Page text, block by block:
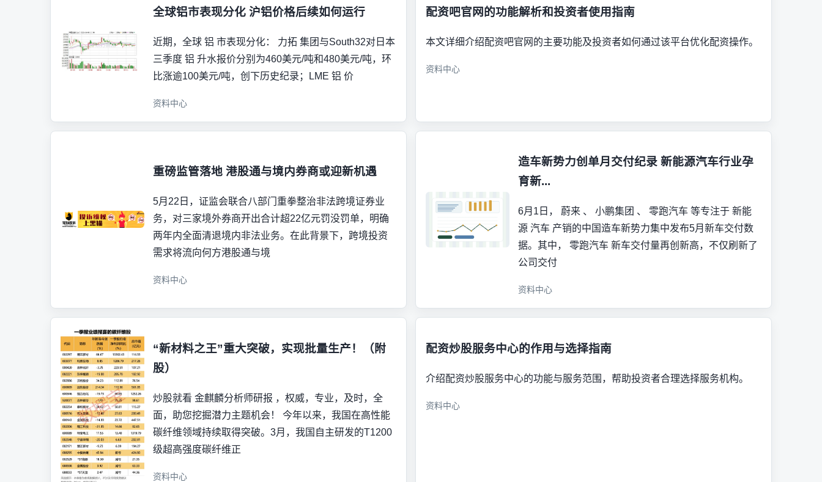
全球铝市表现分化 沪铝价格后续如何运行
近期，全球 铝 市表现分化： 力拓 集团与South32对日本
三季度 铝 升水报价分别为460美元/吨和480美元/吨，环
比涨逾100美元/吨，创下历史纪录；LME 铝 价
资料中心
配资吧官网的功能解析和投资者使用指南
本文详细介绍配资吧官网的主要功能及投资者如何通过该平台优化配资操作。
资料中心
重磅监管落地 港股通与境内券商或迎新机遇
5月22日，证监会联合八部门重拳整治非法跨境证券业
务，对三家境外券商开出合计超22亿元罚没罚单，明确
两年内全面清退境内非法业务。在此背景下，跨境投资
需求将流向何方港股通与境
资料中心
造车新势力创单月交付纪录 新能源汽车行业孕
育新...
6月1日， 蔚来 、 小鹏集团 、 零跑汽车 等专注于 新能
源 汽车 产销的中国造车新势力集中发布5月新车交付数
据。其中， 零跑汽车 新车交付量再创新高，不仅刷新了
公司交付
资料中心
“新材料之王”重大突破，实现批量生产！（附
股）
炒股就看 金麒麟分析师研报 ，权威，专业，及时，全
面，助您挖掘潜力主题机会！ 今年以来，我国在高性能
碳纤维领域持续取得突破。3月，我国自主研发的T1200
级超高强度碳纤维正
资料中心
配资炒股服务中心的作用与选择指南
介绍配资炒股服务中心的功能与服务范围，帮助投资者合理选择服务机构。
资料中心